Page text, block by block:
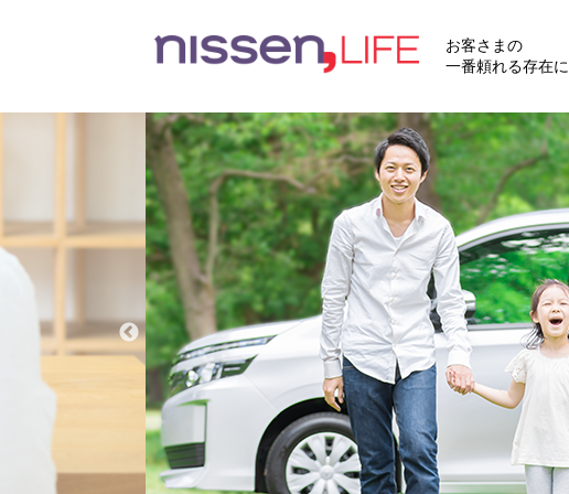
お客さまの
一番頼れる存在に